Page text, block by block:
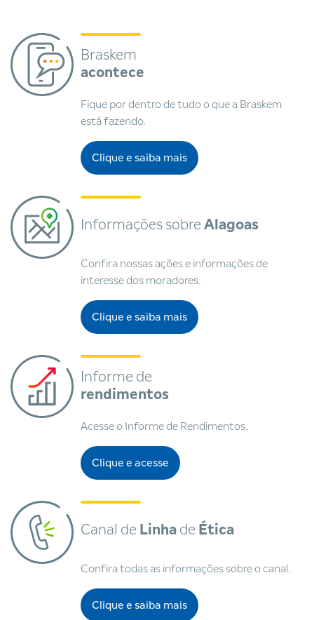
Braskem
acontece
Fique por dentro de tudo o que a Braskem
está fazendo.
Clique e saiba mais
Braskem acontece
Informações sobre Alagoas
Confira nossas ações e informações de
interesse dos moradores.
Clique e saiba mais
Canal de informações
Informe de
rendimentos
Acesse o Informe de Rendimentos.
Clique e acesse
Informe de rendimentos
Canal de Linha de Ética
Confira todas as informações sobre o canal.
Clique e saiba mais